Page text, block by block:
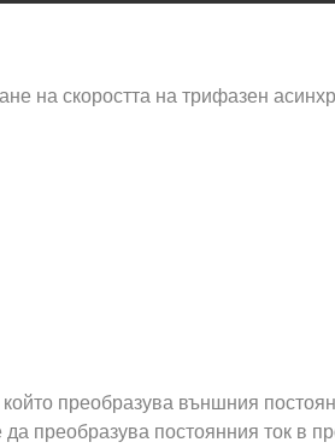
на скоростта на трифазен
който преобразува външния
да преобразува постоянния ток в